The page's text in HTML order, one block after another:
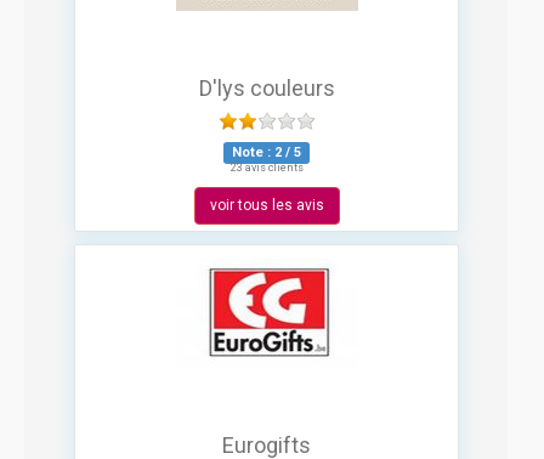
D'lys couleurs
Note : 2 / 5
23 avis clients
voir tous les avis
Eurogifts